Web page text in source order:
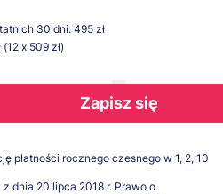
30 dni: 495 zł
x 509 zł)
Zapisz się
płatności rocznego czesnego w 1, 2, 10
dnia 20 lipca 2018 r. Prawo o